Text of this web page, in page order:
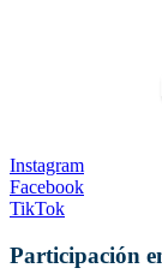
Instagram
Facebook
TikTok
Participación